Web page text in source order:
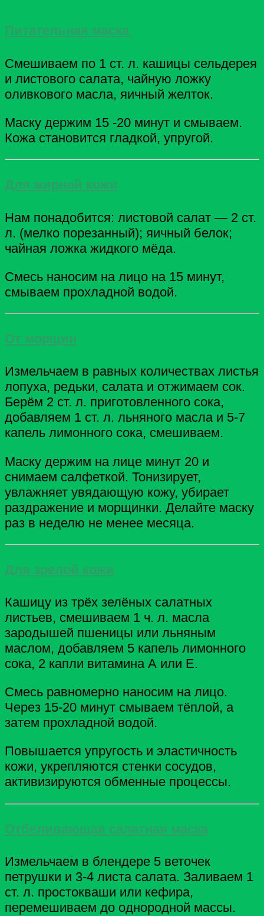
Питательная маска
Смешиваем по 1 ст. л. кашицы сельдерея
и листового салата, чайную ложку
оливкового масла, яичный желток.
Маску держим 15 -20 минут и смываем.
Кожа становится гладкой, упругой.
Для жирной кожи
Нам понадобится: листовой салат — 2 ст.
л. (мелко порезанный); яичный белок;
чайная ложка жидкого мёда.
Смесь наносим на лицо на 15 минут,
смываем прохладной водой.
От морщин
Измельчаем в равных количествах листья
лопуха, редьки, салата и отжимаем сок.
Берём 2 ст. л. приготовленного сока,
добавляем 1 ст. л. льняного масла и 5-7
капель лимонного сока, смешиваем.
Маску держим на лице минут 20 и
снимаем салфеткой. Тонизирует,
увлажняет увядающую кожу, убирает
раздражение и морщинки. Делайте маску
раз в неделю не менее месяца.
Для зрелой кожи
Кашицу из трёх зелёных салатных
листьев, смешиваем 1 ч. л. масла
зародышей пшеницы или льняным
маслом, добавляем 5 капель лимонного
сока, 2 капли витамина А или Е.
Смесь равномерно наносим на лицо.
Через 15-20 минут смываем тёплой, а
затем прохладной водой.
Повышается упругость и эластичность
кожи, укрепляются стенки сосудов,
активизируются обменные процессы.
Отбеливающая салатная маска
Измельчаем в блендере 5 веточек
петрушки и 3-4 листа салата. Заливаем 1
ст. л. простокваши или кефира,
перемешиваем до однородной массы.